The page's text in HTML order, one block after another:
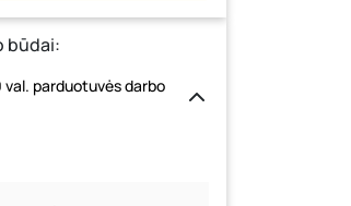
būdai:
parduotuvės darbo